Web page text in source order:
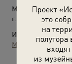
Проект
это
на
полутора
из
Место съемки:
г. Москва
Источники:
МАММ / МДФ